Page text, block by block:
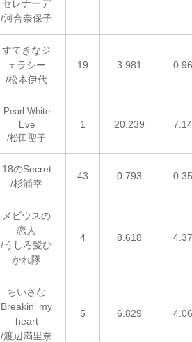
セレナーデ
/河合奈保子
すてきなジ
ェラシー
/松本伊代
19 3.981
Pearl-White
Eve
/松田聖子
1 20.239
18のSecret
/杉浦幸
43 0.793
メビウスの
恋人
/うしろ髪ひ
かれ隊
4 8.618
ちいさな
Breakin' my
heart
/渡辺満里奈
5 6.829